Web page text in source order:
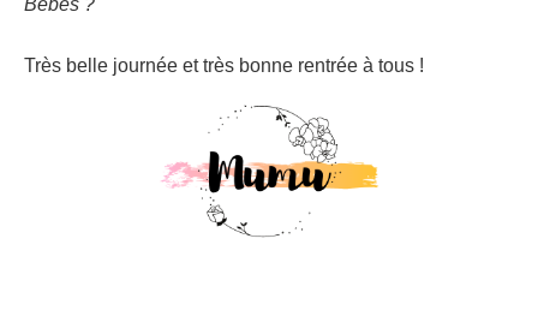
Très belle journée et très bonne rentrée à tous !